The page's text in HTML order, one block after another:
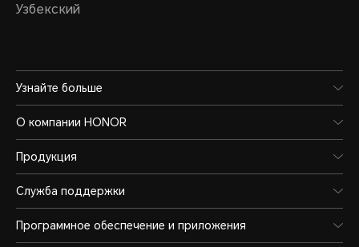
Узбекский
Узнайте больше
О компании HONOR
Продукция
Служба поддержки
Программное обеспечение и приложения